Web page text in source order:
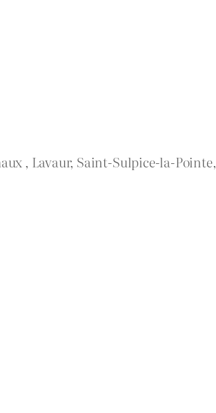
, Lavaur, Saint-Sulpice-la-Pointe,